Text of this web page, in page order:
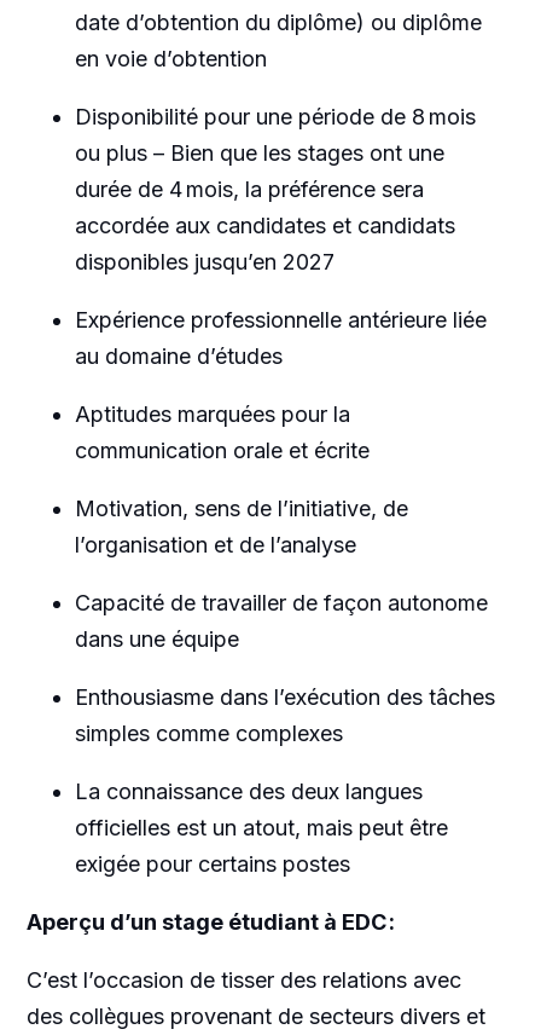
date d’obtention du diplôme) ou diplôme
en voie d’obtention
Disponibilité pour une période de 8 mois
ou plus – Bien que les stages ontune
durée de 4 mois, la préférence sera
accordée aux candidates et candidats
disponibles jusqu’en 2027
Expérience professionnelle antérieure liée
au domaine d’études
Aptitudes marquées pour la
communication orale et écrite
Motivation, sens de l’initiative, de
l’organisation et de l’analyse
Capacité de travailler de façon autonome
dans une équipe
Enthousiasme dans l’exécution des tâches
simples comme complexes
La connaissance des deux langues
officielles est un atout, mais peut être
exigée pour certains postes
Aperçu d’un stage étudiant à EDC :
C’est l’occasion de tisser des relations avec
des collègues provenant de secteurs divers et